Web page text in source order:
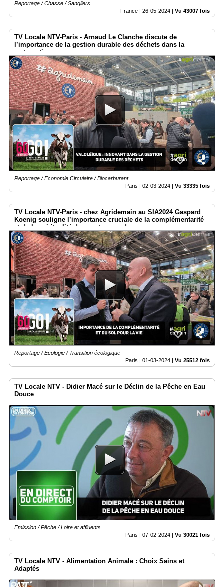
Reportage / Chasse / Sangliers
France | 26-05-2024 Vu 43007 fois
TV Locale NTV-Paris - Arnaud Le Clanche discute de
l’importance de la gestion durable des déchets dans la
restauration.
Reportage / Economie Circulaire / Biocarburant
Paris | 02-03-2024 | Vu 33335 fois
TV Locale NTV-Paris - chez Agridemain au SIA2024 Gaspard
Koenig souligne l’importance cruciale de la complémentarité
et de la spiritualité dans notre monde.
Reportage / Ecologie / Transition écologique
Paris | 01-03-2024 | Vu 25512 fois
TV Locale NTV - Didier Macé sur le Déclin de la Pêche en Eau
Douce
Emission / Pêche / Loire et affluents
Paris | 07-02-2024 Vu 30021 fois
TV Locale NTV - Alimentation Animale : Choix Sains et
Adaptés